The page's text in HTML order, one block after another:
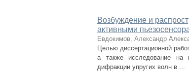
Возбуждение и
активными
Евдокимов, Александр
Целью диссертационной
а также исследование на
дифракции упругих волн в ...